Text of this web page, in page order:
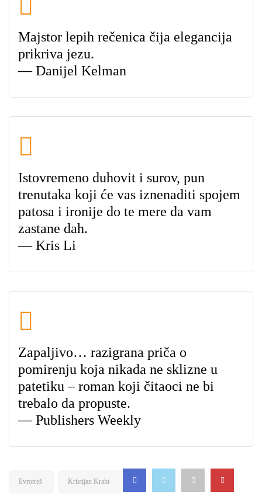
Majstor lepih rečenica čija elegancija
prikriva jezu.
— Danijel Kelman
Istovremeno duhovit i surov, pun
trenutaka koji će vas iznenaditi spojem
patosa i ironije do te mere da vam
zastane dah.
— Kris Li
Zapaljivo… razigrana priča o
pomirenju koja nikada ne sklizne u
patetiku – roman koji čitaoci ne bi
trebalo da propuste.
— Publishers Weekly
Evrotreš Kristijan Kraht